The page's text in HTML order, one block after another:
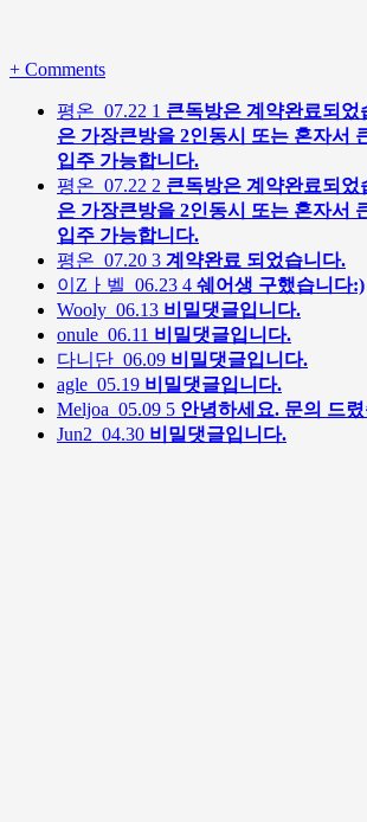
+ Comments
평온 07.22 1 큰독방은 계약완료되었
은 가장큰방을 2인동시 또는 혼자서
입주 가능합니다.
평온 07.22 2 큰독방은 계약완료되었
은 가장큰방을 2인동시 또는 혼자서
입주 가능합니다.
평온 07.20 3 계약완료 되었습니다.
이Zㅏ벨 06.23 4 쉐어생 구했습니다:)
Wooly 06.13 비밀댓글입니다.
onule 06.11 비밀댓글입니다.
다니단 06.09 비밀댓글입니다.
agle 05.19 비밀댓글입니다.
Meljoa 05.09 5 안녕하세요. 문의 드
Jun2 04.30 비밀댓글입니다.